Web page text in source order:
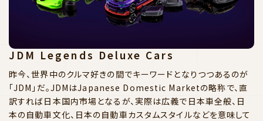
JDM Legends Deluxe Cars
昨今、世界中のクルマ好きの間でキーワードとなりつつあるのが
「JDM」だ。JDMはJapanese Domestic Marketの略称で、直
訳すれば日本国内市場となるが、実際は広義で日本車全般、日
本の自動車文化、日本の自動車カスタムスタイルなどを意味して